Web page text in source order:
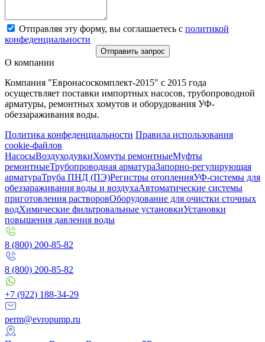
Отправляя эту форму, вы соглашаетесь с политикой
конфеденциальности
Отправить запрос
О компании
Компания "Евронасоскомплект-2015" с 2015 года
осуществляет поставки импортных насосов, трубопроводной
арматуры, ремонтных хомутов и оборудования УФ-
обеззараживания воды.
Политика конфеденциальности Правила использования
cookie-файлов
НасосыВоздуходувкиХомуты ремонтныеМуфты
ремонтныеТрубопроводная арматураЗапорно-регулирующая
арматураТруба ПНД (ПЭ)Регистры отопленияУФ-системы для
обеззараживания воды и воздухаАвтоматические системы
приготовления растворовОборудование для очистки сточных
водХимические фильтровальные установкиУстановки
повышения давления воды
8 (800) 200-85-82
8 (800) 200-85-82
+7 (922) 188-34-29
perm@evropump.ru